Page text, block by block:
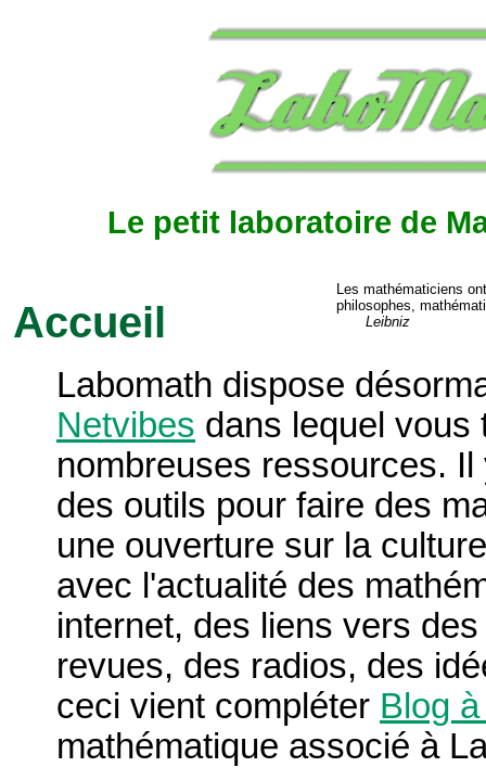
Le petit laboratoire de
Les mathématiciens
philosophes,
Leibniz
Accueil
Labomath dispose
Netvibes dans lequel vous
nombreuses ressources.
des outils pour faire des
une ouverture sur la
avec l'actualité des
internet, des liens vers
revues, des radios, des
ceci vient compléter Blog
mathématique associé à